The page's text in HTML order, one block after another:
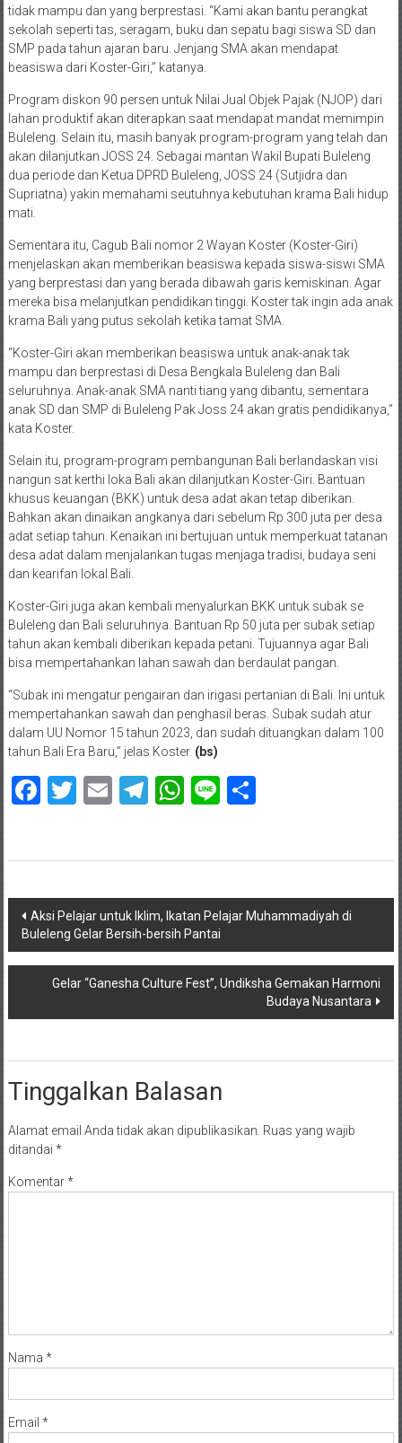
tidak mampu dan yang berprestasi. “Kami akan bantu perangkat
sekolah seperti tas, seragam, buku dan sepatu bagi siswa SD dan
SMP pada tahun ajaran baru. Jenjang SMA akan mendapat
beasiswa dari Koster-Giri,” katanya.
Program diskon 90 persen untuk Nilai Jual Objek Pajak (NJOP) dari
lahan produktif akan diterapkan saat mendapat mandat memimpin
Buleleng. Selain itu, masih banyak program-program yang telah dan
akan dilanjutkan JOSS 24. Sebagai mantan Wakil Bupati Buleleng
dua periode dan Ketua DPRD Buleleng, JOSS 24 (Sutjidra dan
Supriatna) yakin memahami seutuhnya kebutuhan krama Bali hidup
mati.
Sementara itu, Cagub Bali nomor 2 Wayan Koster (Koster-Giri)
menjelaskan akan memberikan beasiswa kepada siswa-siswi SMA
yang berprestasi dan yang berada dibawah garis kemiskinan. Agar
mereka bisa melanjutkan pendidikan tinggi. Koster tak ingin ada anak
krama Bali yang putus sekolah ketika tamat SMA.
“Koster-Giri akan memberikan beasiswa untuk anak-anak tak
mampu dan berprestasi di Desa Bengkala Buleleng dan Bali
seluruhnya. Anak-anak SMA nanti tiang yang dibantu, sementara
anak SD dan SMP di Buleleng Pak Joss 24 akan gratis pendidikanya,”
kata Koster.
Selain itu, program-program pembangunan Bali berlandaskan visi
nangun sat kerthi loka Bali akan dilanjutkan Koster-Giri. Bantuan
khusus keuangan (BKK) untuk desa adat akan tetap diberikan.
Bahkan akan dinaikan angkanya dari sebelum Rp 300 juta per desa
adat setiap tahun. Kenaikan ini bertujuan untuk memperkuat tatanan
desa adat dalam menjalankan tugas menjaga tradisi, budaya seni
dan kearifan lokal Bali.
Koster-Giri juga akan kembali menyalurkan BKK untuk subak se
Buleleng dan Bali seluruhnya. Bantuan Rp 50 juta per subak setiap
tahun akan kembali diberikan kepada petani. Tujuannya agar Bali
bisa mempertahankan lahan sawah dan berdaulat pangan.
“Subak ini mengatur pengairan dan irigasi pertanian di Bali. Ini untuk
mempertahankan sawah dan penghasil beras. Subak sudah atur
dalam UU Nomor 15 tahun 2023, dan sudah dituangkan dalam 100
tahun Bali Era Baru,” jelas Koster. (bs)
Facebook
Twitter
EmailTelegram
WhatsApp
LineShare
Navigasi
pos
Aksi Pelajar untuk Iklim, Ikatan Pelajar Muhammadiyah di
Buleleng Gelar Bersih-bersih Pantai
Gelar “Ganesha Culture Fest”, Undiksha Gemakan Harmoni
Budaya Nusantara
Tinggalkan Balasan
Alamat email Anda tidak akan dipublikasikan. Ruas yang wajib
ditandai *
Komentar*
Nama *
Email *